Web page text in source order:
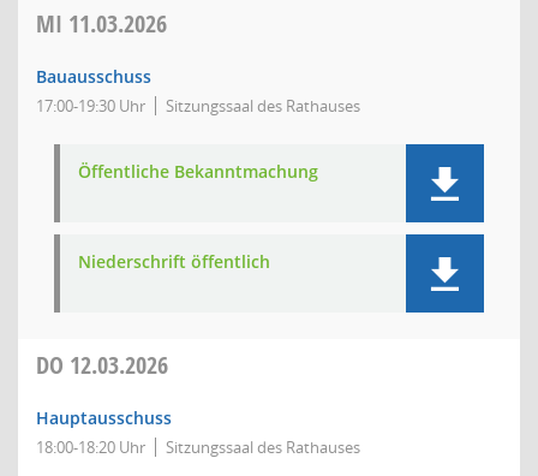
MI 11.03.2026
Bauausschuss
17:00-19:30 Uhr Sitzungssaal des Rathauses
Öffentliche Bekanntmachung
Niederschrift öffentlich
DO 12.03.2026
Hauptausschuss
18:00-18:20 Uhr Sitzungssaal des Rathauses